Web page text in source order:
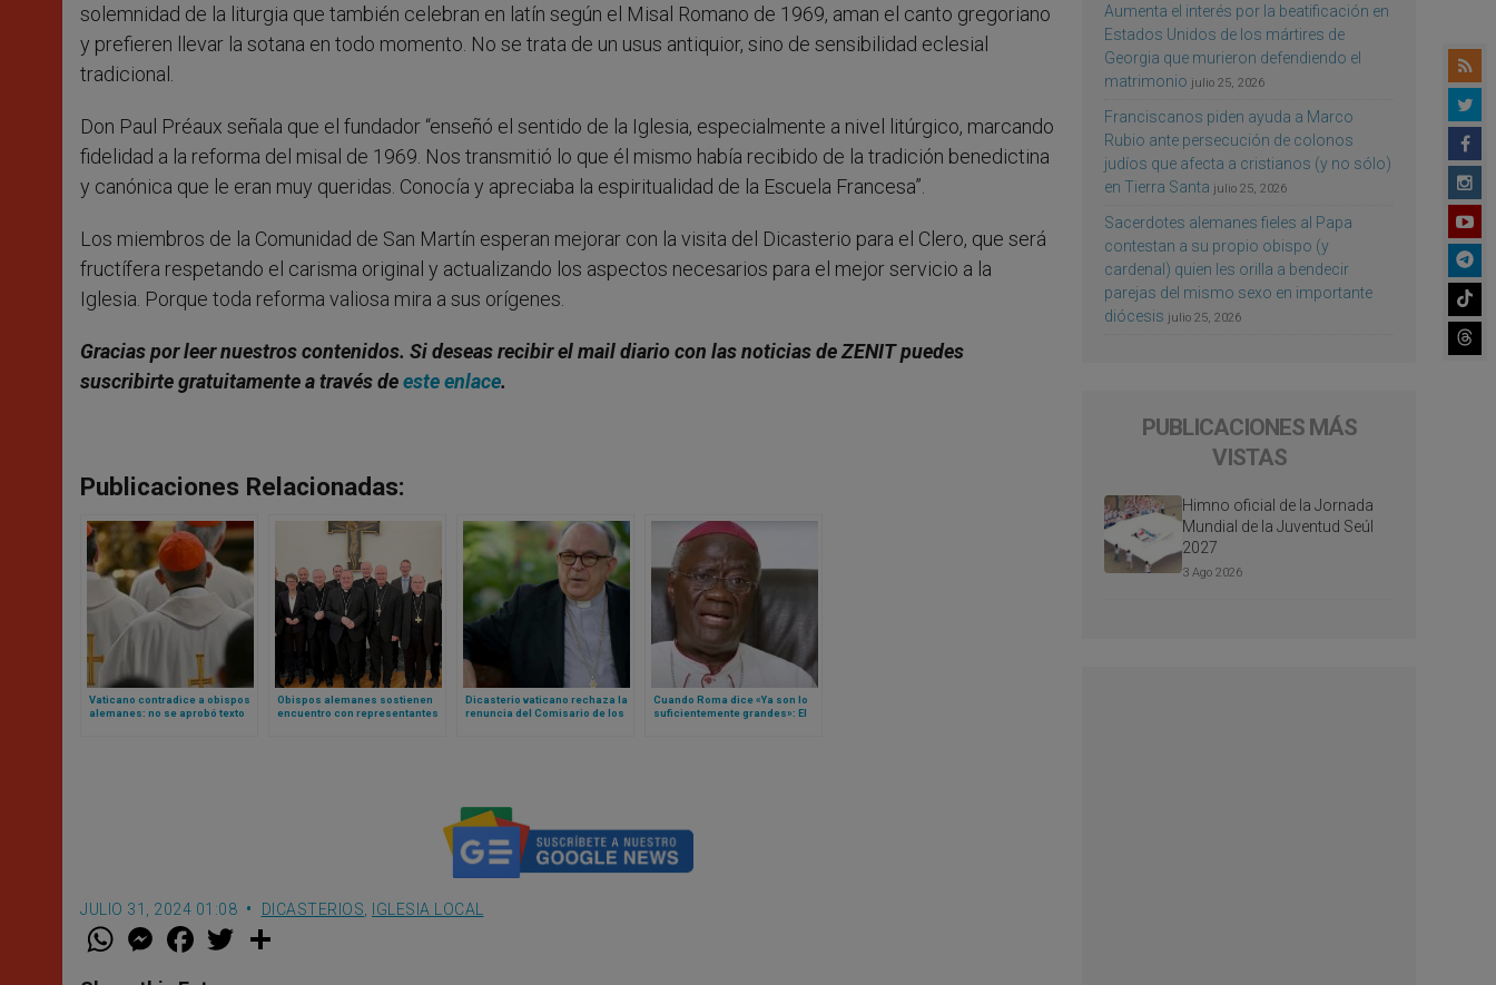
solemnidad de la liturgia que también celebran en latín según el Misal Romano de 1969, aman el canto gregoriano
y prefieren llevar la sotana en todo momento. No se trata de un usus antiquior, sino de sensibilidad eclesial
tradicional.
Don Paul Préaux señala que el fundador “enseñó el sentido de la Iglesia, especialmente a nivel litúrgico, marcando
fidelidad a la reforma del misal de 1969. Nos transmitió lo que él mismo había recibido de la tradición benedictina
y canónica que le eran muy queridas. Conocía y apreciaba la espiritualidad de la Escuela Francesa”.
Los miembros de la Comunidad de San Martín esperan mejorar con la visita del Dicasterio para el Clero, que será
fructífera respetando el carisma original y actualizando los aspectos necesarios para el mejor servicio a la
Iglesia. Porque toda reforma valiosa mira a sus orígenes.
Gracias por leer nuestros contenidos. Si deseas recibir el mail diario con las noticias de ZENIT puedes
suscribirte gratuitamente a través deeste enlace.
Publicaciones Relacionadas:
Vaticano contradice a obispos
alemanes: no se aprobó texto
Obispos alemanes sostienen
encuentro con representantes
Dicasterio vaticano rechaza la
renuncia del Comisario de los
Cuando Roma dice «Ya son lo
suficientemente grandes»: El
JULIO 31, 2024 01:08 DICASTERIOS IGLESIA LOCAL
W M
e
F
a w
Aumenta el interés por la beatificación en
Estados Unidos de los mártires de
Georgia que murieron defendiendo el
matrimonio julio 25, 2026
Franciscanos piden ayuda a Marco
Rubio ante persecución de colonos
judíos que afecta a cristianos (y no sólo)
en Tierra Santa julio 25, 2026
Sacerdotes alemanes fieles al Papa
contestan a su propio obispo (y
cardenal) quien les orilla a bendecir
parejas del mismo sexo en importante
diócesis julio 25, 2026
PUBLICACIONES MÁS
VISTAS
Himno oficial de la Jornada
Mundial de la Juventud Seúl
2027
3 Ago 2026